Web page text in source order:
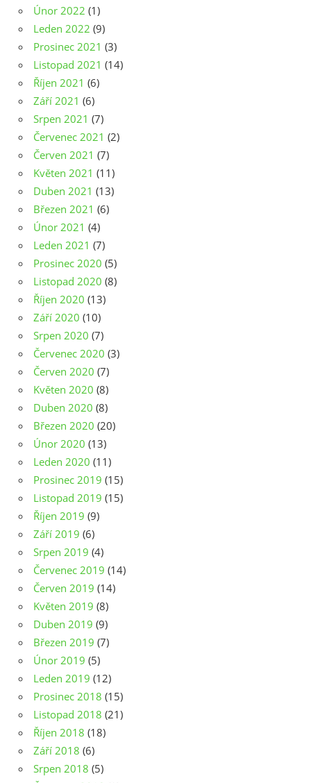
Únor 2022 (1)
Leden 2022 (9)
Prosinec 2021 (3)
Listopad 2021 (14)
Říjen 2021 (6)
Září 2021 (6)
Srpen 2021 (7)
Červenec 2021 (2)
Červen 2021 (7)
Květen 2021 (11)
Duben 2021 (13)
Březen 2021 (6)
Únor 2021 (4)
Leden 2021 (7)
Prosinec 2020 (5)
Listopad 2020 (8)
Říjen 2020 (13)
Září 2020 (10)
Srpen 2020 (7)
Červenec 2020 (3)
Červen 2020 (7)
Květen 2020 (8)
Duben 2020 (8)
Březen 2020 (20)
Únor 2020 (13)
Leden 2020 (11)
Prosinec 2019 (15)
Listopad 2019 (15)
Říjen 2019 (9)
Září 2019 (6)
Srpen 2019 (4)
Červenec 2019 (14)
Červen 2019 (14)
Květen 2019 (8)
Duben 2019 (9)
Březen 2019 (7)
Únor 2019 (5)
Leden 2019 (12)
Prosinec 2018 (15)
Listopad 2018 (21)
Říjen 2018 (18)
Září 2018 (6)
Srpen 2018 (5)